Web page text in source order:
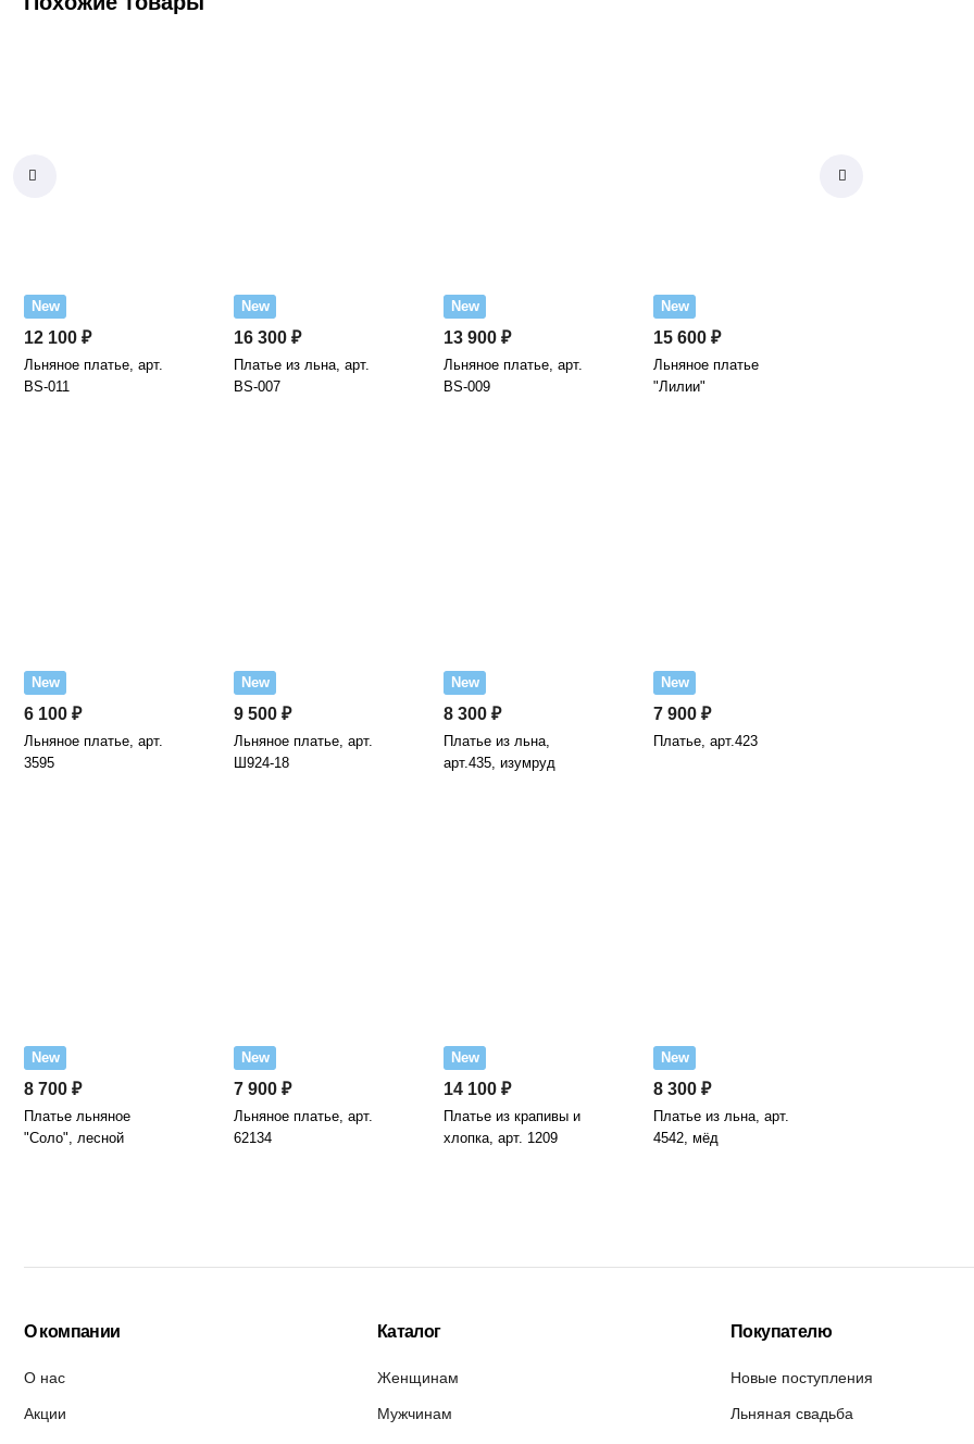
New
12 100 ₽
Льняное платье, арт.
BS-011
New
16 300 ₽
Платье из льна, арт.
BS-007
New
13 900 ₽
Льняное платье, арт.
BS-009
New
15 600 ₽
Льняное платье
"Лилии"
New
6 100 ₽
Льняное платье, арт.
3595
New
9 500 ₽
Льняное платье, арт.
Ш924-18
New
8 300 ₽
Платье из льна,
арт.435, изумруд
New
7 900 ₽
Платье, арт.423
New
8 700 ₽
Платье льняное
"Соло", лесной
New
7 900 ₽
Льняное платье, арт.
62134
New
14 100 ₽
Платье из крапивы и
хлопка, арт. 1209
New
8 300 ₽
Платье из льна, арт.
4542, мёд
О компании
О нас
Акции
Каталог
Женщинам
Мужчинам
Покупателю
Новые поступления
Льняная свадьба